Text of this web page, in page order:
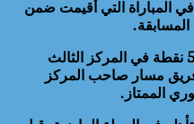
في المباراة التي أقيمت ضمن
ورفع أبو قير للأسمدة رصيده إلى 58 نقطة في المركز الثالث
3 نقاط عن فريق مسار صاحب المركز
الممتاز.